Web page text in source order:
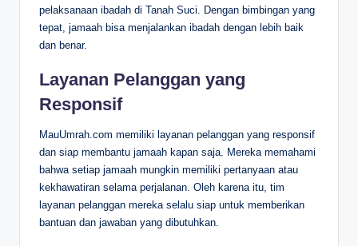
pelaksanaan ibadah di Tanah Suci. Dengan bimbingan yang
tepat, jamaah bisa menjalankan ibadah dengan lebih baik
dan benar.
Layanan Pelanggan yang
Responsif
MauUmrah.com memiliki layanan pelanggan yang responsif
dan siap membantu jamaah kapan saja. Mereka memahami
bahwa setiap jamaah mungkin memiliki pertanyaan atau
kekhawatiran selama perjalanan. Oleh karena itu, tim
layanan pelanggan mereka selalu siap untuk memberikan
bantuan dan jawaban yang dibutuhkan.